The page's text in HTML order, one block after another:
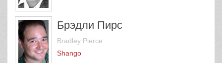
Брэдли Пирс
Bradley Pierce
Shango